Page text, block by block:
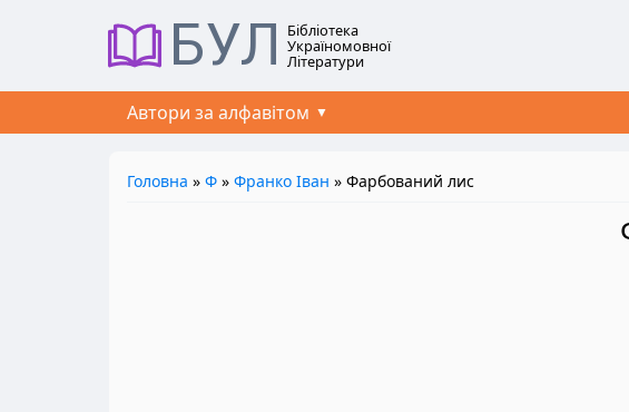
БУЛ Бібліотека
Україномовної
Літератури
Автори за алфавітом
Головна » Ф » Франко Іван » Фарбований лис